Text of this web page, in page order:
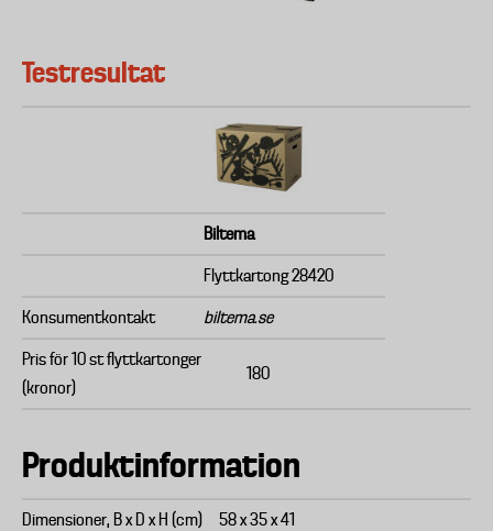
Testresultat
Biltema
Flyttkartong 28420
Konsumentkontakt biltema.se
Pris för 10 st flyttkartonger
(kronor)
180
Produktinformation
Dimensioner, B x D x H (cm) 58 x 35 x 41